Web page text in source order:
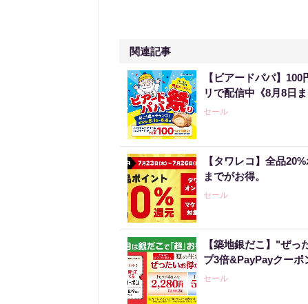
関連記事
【ビアードパパ】
リで配信中《8月8日ま
セール
【タワレコ】全品
までがお得。
セール
【築地銀だこ】"ぜ
プ3倍&PayPayクー
セール